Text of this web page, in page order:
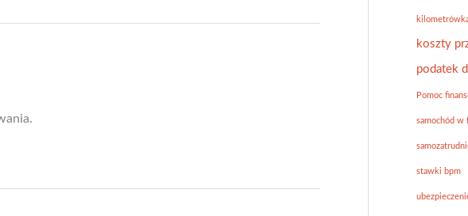
koszty
podatek
Pomoc
samochód w
stawki bpm